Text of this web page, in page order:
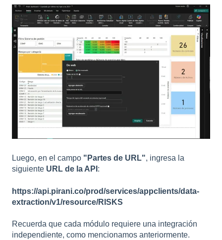
Luego, en el campo "Partes de URL", ingresa la
siguiente URL de la API :
https://api.pirani.co/prod/services/appclients/data-
extraction/v1/resource/RISKS
Recuerda que cada módulo requiere una integración
independiente, como mencionamos anteriormente.